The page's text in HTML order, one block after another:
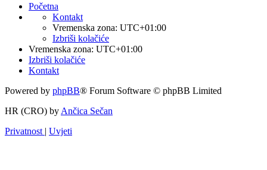
Početna
Kontakt
Vremenska zona: UTC+01:00
Izbriši kolačiće
Vremenska zona: UTC+01:00
Izbriši kolačiće
Kontakt
Powered by phpBB® Forum Software © phpBB Limited
HR (CRO) by Ančica Sečan
Privatnost | Uvjeti